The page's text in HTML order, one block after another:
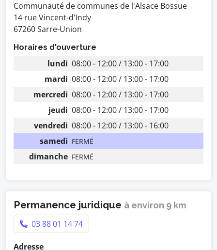
Communauté de communes de l'Alsace Bossue
14 rue Vincent-d'Indy
67260 Sarre-Union
Horaires d'ouverture
lundi 08:00 - 12:00 / 13:00 - 17:00
mardi 08:00 - 12:00 / 13:00 - 17:00
mercredi 08:00 - 12:00 / 13:00 - 17:00
jeudi 08:00 - 12:00 / 13:00 - 17:00
vendredi 08:00 - 12:00 / 13:00 - 16:00
samedi FERMÉ
dimanche FERMÉ
Permanence juridique à environ 9 km
03 88 01 14 74
Adresse